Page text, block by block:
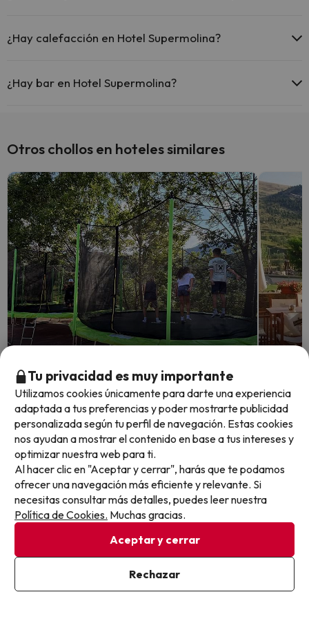
¿Hay calefacción en Hotel Supermolina?
¿Hay bar en Hotel Supermolina?
Otros chollos en hoteles similares
¡Verano en familia! Niños gratis,
animación y piscina en el Pirineo
Catalán
Hotel Taüll
7
Pla de l'Ermita, Lleida
Alojamiento y desayuno
Cancelación GRATIS hasta 7 días antes
Entre
Hotel
Tu privacidad es muy importante
Utilizamos cookies únicamente para darte una experiencia
adaptada a tus preferencias y poder mostrarte publicidad
personalizada según tu perfil de navegación. Estas cookies
nos ayudan a mostrar el contenido en base a tus intereses y
optimizar nuestra web para ti.
Al hacer clic en "Aceptar y cerrar", harás que te podamos
ofrecer una navegación más eficiente y relevante. Si
necesitas consultar más detalles, puedes leer nuestra
Política de Cookies. Muchas gracias.
Aceptar y cerrar
Rechazar